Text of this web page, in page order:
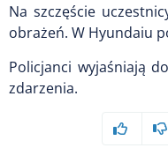
Na szczęście
obrażeń. W Hyundaiu
Policjanci wyjaśniają
zdarzenia.